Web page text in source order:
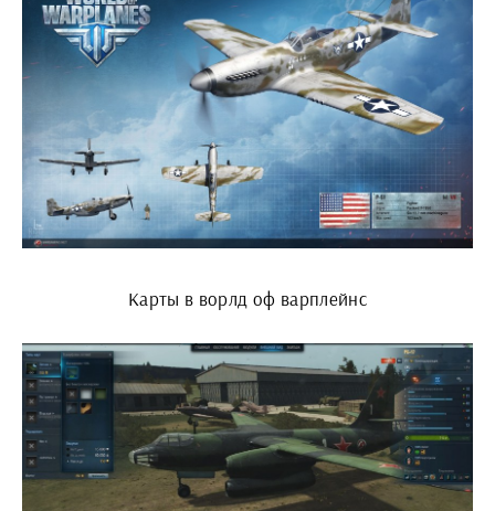
Карты в ворлд оф варплейнс